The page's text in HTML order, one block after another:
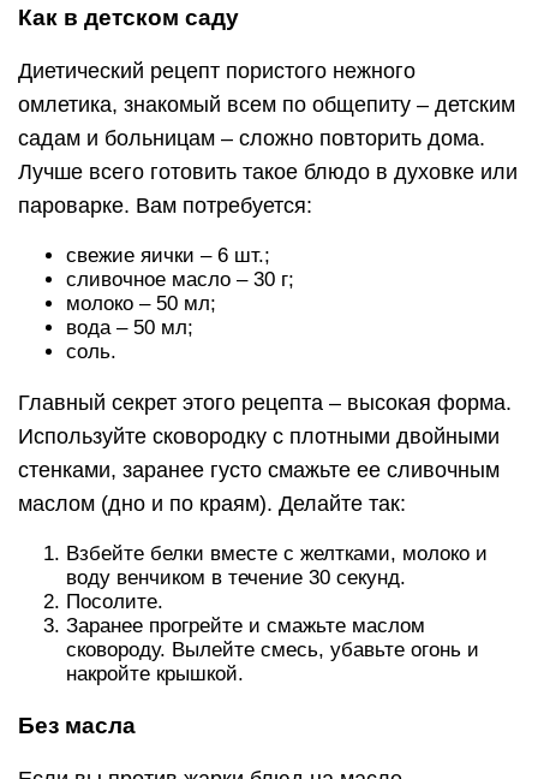
Как в детском саду
Диетический рецепт пористого нежного
омлетика, знакомый всем по общепиту – детским
садам и больницам – сложно повторить дома.
Лучше всего готовить такое блюдо в духовке или
пароварке. Вам потребуется:
свежие яички – 6 шт.;
сливочное масло – 30 г;
молоко – 50 мл;
вода – 50 мл;
соль.
Главный секрет этого рецепта – высокая форма.
Используйте сковородку с плотными двойными
стенками, заранее густо смажьте ее сливочным
маслом (дно и по краям). Делайте так:
Взбейте белки вместе с желтками, молоко и
воду венчиком в течение 30 секунд.
Посолите.
Заранее прогрейте и смажьте маслом
сковороду. Вылейте смесь, убавьте огонь и
накройте крышкой.
Без масла